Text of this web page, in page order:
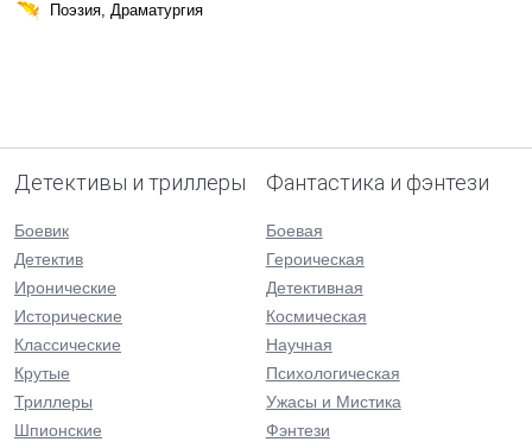
Поэзия, Драматургия
Детективы и триллеры
Боевик
Детектив
Иронические
Исторические
Классические
Крутые
Триллеры
Шпионские
Фантастика и фэнтези
Боевая
Героическая
Детективная
Космическая
Научная
Психологическая
Ужасы и Мистика
Фэнтези